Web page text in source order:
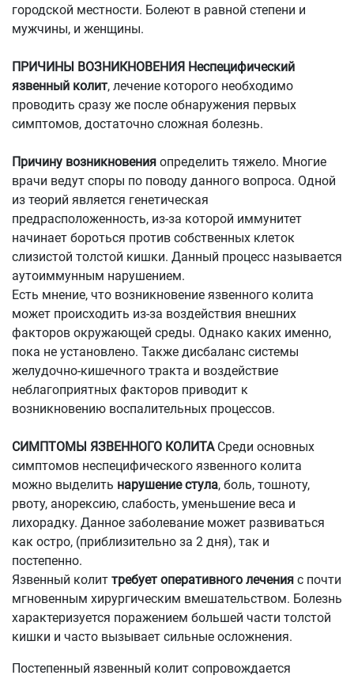
городской местности. Болеют в равной степени и
мужчины, и женщины.
ПРИЧИНЫ ВОЗНИКНОВЕНИЯ Неспецифический
язвенный колит, лечение которого необходимо
проводить сразу же после обнаружения первых
симптомов, достаточно сложная болезнь.
Причину возникновения определить тяжело. Многие
врачи ведут споры по поводу данного вопроса. Одной
из теорий является генетическая
предрасположенность, из-за которой иммунитет
начинает бороться против собственных клеток
слизистой толстой кишки. Данный процесс называется
аутоиммунным нарушением.
Есть мнение, что возникновение язвенного колита
может происходить из-за воздействия внешних
факторов окружающей среды. Однако каких именно,
пока не установлено. Также дисбаланс системы
желудочно-кишечного тракта и воздействие
неблагоприятных факторов приводит к
возникновению воспалительных процессов.
СИМПТОМЫ ЯЗВЕННОГО КОЛИТА Среди основных
симптомов неспецифического язвенного колита
можно выделить нарушение стула, боль, тошноту,
рвоту, анорексию, слабость, уменьшение веса и
лихорадку. Данное заболевание может развиваться
как остро, (приблизительно за 2 дня), так и
постепенно.
Язвенный колит требует оперативного лечения с почти
мгновенным хирургическим вмешательством. Болезнь
характеризуется поражением большей части толстой
кишки и часто вызывает сильные осложнения.
Постепенный язвенный колит сопровождается